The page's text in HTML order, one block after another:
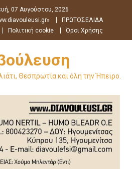
07 Αυγούστου, 2026
ΠΡΩΤΟΣΕΛΙΔΑ
Πολιτική cookie Όροι Χρήσης
Θεσπρωτία και όλη την Ήπειρο.